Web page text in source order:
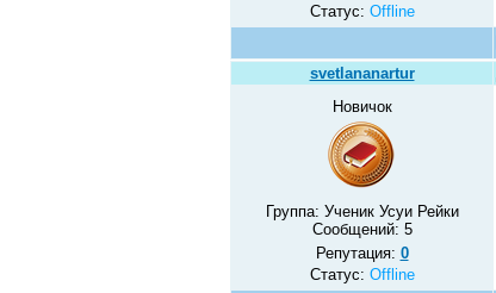
Статус: Offline
svetlananartur
Новичок
Группа: Ученик Усуи Рейки
Сообщений: 5
Репутация: 0
Статус: Offline